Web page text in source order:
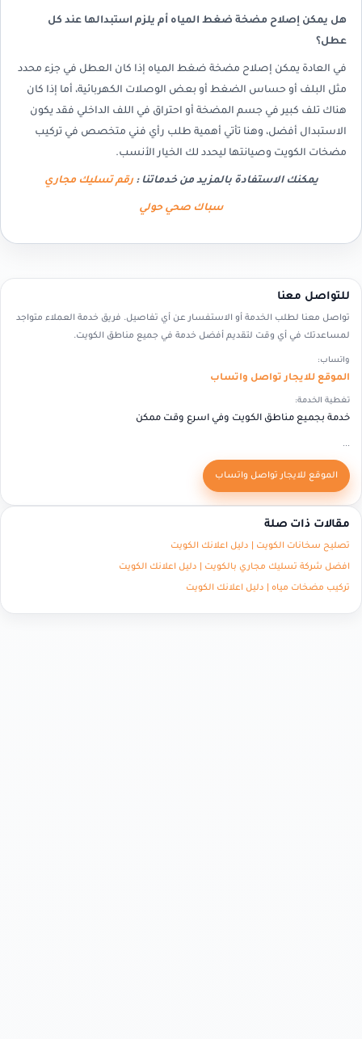
هل يمكن إصلاح مضخة ضغط المياه أم يلزم استبدالها عند كل
عطل؟
في العادة يمكن إصلاح مضخة ضغط المياه إذا كان العطل في جزء محدد
مثل البلف أو حساس الضغط أو بعض الوصلات الكهربائية، أما إذا كان
هناك تلف كبير في جسم المضخة أو احتراق في اللف الداخلي فقد يكون
الاستبدال أفضل، وهنا تأتي أهمية طلب رأي فني متخصص في تركيب
مضخات الكويت وصيانتها ليحدد لك الخيار الأنسب.
يمكنك الاستفادة بالمزيد من خدماتنا :رقم تسليك مجاري
سباك صحي حولي
للتواصل معنا
تواصل معنا لطلب الخدمة أو الاستفسار عن أي تفاصيل. فريق خدمة العملاء متواجد
لمساعدتك في أي وقت لتقديم أفضل خدمة في جميع مناطق الكويت.
واتساب:
الموقع للايجار تواصل واتساب
تغطية الخدمة:
خدمة بجميع مناطق الكويت وفي اسرع وقت ممكن
...
الموقع للايجار تواصل واتساب
مقالات ذات صلة
تصليح سخانات الكويت | دليل اعلانك الكويت
افضل شركة تسليك مجاري بالكويت | دليل اعلانك الكويت
تركيب مضخات مياه | دليل اعلانك الكويت